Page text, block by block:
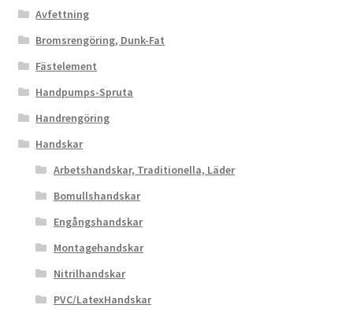
Avfettning
Bromsrengöring, Dunk-Fat
Fästelement
Handpumps-Spruta
Handrengöring
Handskar
Arbetshandskar, Traditionella, Läder
Bomullshandskar
Engångshandskar
Montagehandskar
Nitrilhandskar
PVC/LatexHandskar